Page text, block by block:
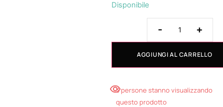
Disponibile
- +
AGGIUNGI AL CARRELLO
3 persone stanno visualizzando
questo prodotto